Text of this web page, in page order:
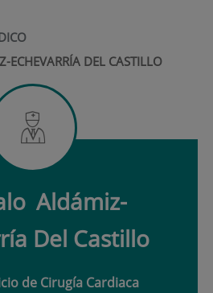
DEL CASTILLO
Aldámiz-
Del Castillo
de Cirugía Cardiaca